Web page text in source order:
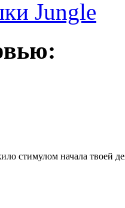
Jungle
стимулом начала твоей